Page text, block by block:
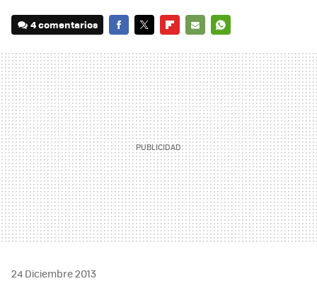
4 comentarios
MAIL
24 Diciembre 2013